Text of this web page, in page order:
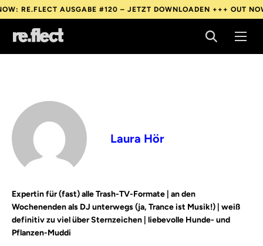
AUSGABE #120 – JETZT DOWNLOADEN +++OUT NOW:
AUSGABE #120 – JETZT DOWNLOADEN +++
Laura Hör
Expertin für (fast) alle Trash-TV-Formate | an den
Wochenenden als DJ unterwegs (ja, Trance ist Musik!) | weiß
definitiv zu viel über Sternzeichen | liebevolle Hunde- und
Pflanzen-Muddi